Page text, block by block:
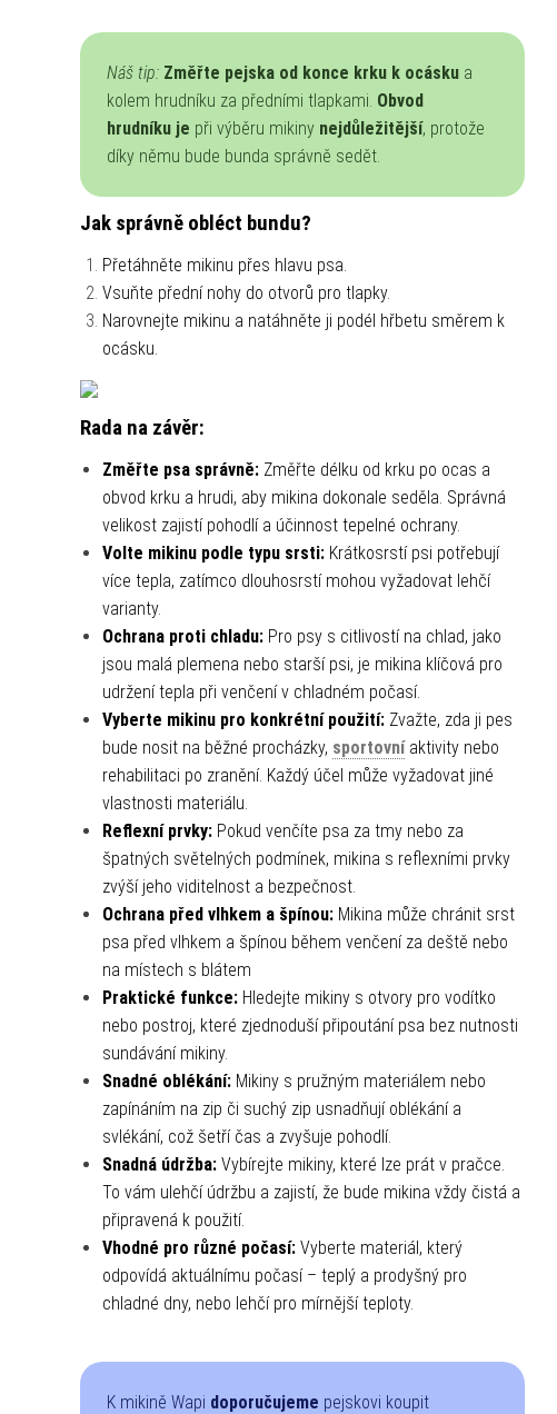
Náš tip: Změřte pejska od konce krku k ocáskua
kolem hrudníku za předními tlapkami. Obvod
hrudníku je při výběru mikiny nejdůležitější, protože
díky němu bude bunda správně sedět.
Jak správně obléct bundu?
Přetáhněte mikinu přes hlavu psa.
Vsuňte přední nohy do otvorů pro tlapky.
Narovnejte mikinu a natáhněte ji podél hřbetu směrem k
ocásku.
Rada na závěr:
Změřte psa správně:Změřte délku od krku po ocas a
obvod krku a hrudi, aby mikina dokonale seděla. Správná
velikost zajistí pohodlí a účinnost tepelné ochrany.
Volte mikinu podle typu srsti:Krátkosrstí psi potřebují
více tepla, zatímco dlouhosrstí mohou vyžadovat lehčí
varianty.
Ochrana proti chladu:Pro psy s citlivostí na chlad, jako
jsou malá plemena nebo starší psi, je mikina klíčová pro
udržení tepla při venčení v chladném počasí.
Vyberte mikinu pro konkrétní použití:Zvažte, zda ji pes
bude nosit na běžné procházky, sportovníaktivity nebo
rehabilitaci po zranění. Každý účel může vyžadovat jiné
vlastnosti materiálu.
Reflexní prvky:Pokud venčíte psa za tmy nebo za
špatných světelných podmínek, mikina s reflexními prvky
zvýší jeho viditelnost a bezpečnost.
Ochrana před vlhkem a špínou:Mikina může chránit srst
psa před vlhkem a špínou během venčení za deště nebo
na místech s blátem
Praktické funkce:Hledejte mikiny s otvory pro vodítko
nebo postroj, které zjednoduší připoutání psa bez nutnosti
sundávání mikiny.
Snadné oblékání:Mikiny s pružným materiálem nebo
zapínáním na zip či suchý zip usnadňují oblékání a
svlékání, což šetří čas a zvyšuje pohodlí.
Snadná údržba:Vybírejte mikiny, které lze prát v pračce.
To vám ulehčí údržbu a zajistí, že bude mikina vždy čistá a
připravená k použití.
Vhodné pro různé počasí:Vyberte materiál, který
odpovídá aktuálnímu počasí – teplý a prodyšný pro
chladné dny, nebo lehčí pro mírnější teploty.
K mikině Wapi doporučujeme pejskovi koupit